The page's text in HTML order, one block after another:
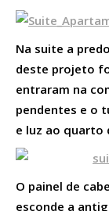
Na suite a
deste projeto
entraram na
pendentes e o
e luz ao quarto
O painel de
esconde a